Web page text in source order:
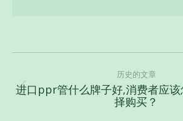
章
导
历史的文章
历
史
进口ppr管什么牌子好,消费者应
择购买？